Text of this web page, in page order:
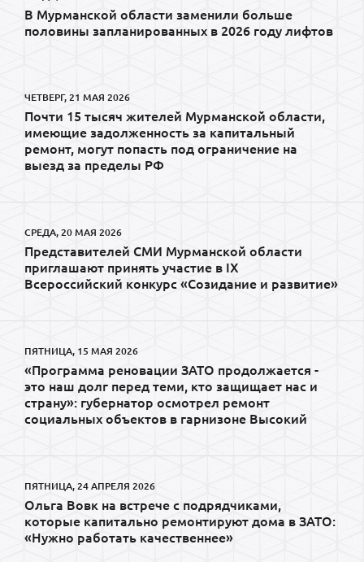
В Мурманской области заменили больше
половины запланированных в 2026 году лифтов
ЧЕТВЕРГ, 21 МАЯ 2026
Почти 15 тысяч жителей Мурманской области,
имеющие задолженность за капитальный
ремонт, могут попасть под ограничение на
выезд за пределы РФ
СРЕДА, 20 МАЯ 2026
Представителей СМИ Мурманской области
приглашают принять участие в IX
Всероссийский конкурс «Созидание и развитие»
ПЯТНИЦА, 15 МАЯ 2026
«Программа реновации ЗАТО продолжается -
это наш долг перед теми, кто защищает нас и
страну»: губернатор осмотрел ремонт
социальных объектов в гарнизоне Высокий
ПЯТНИЦА, 24 АПРЕЛЯ 2026
Ольга Вовк на встрече с подрядчиками,
которые капитально ремонтируют дома в ЗАТО:
«Нужно работать качественнее»